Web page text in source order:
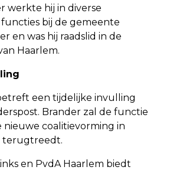
werkte hij in diverse
bij de gemeente
en was hij raadslid in de
Haarlem.
een tijdelijke invulling
Brander zal de functie
coalitievorming in
terugtreedt.
en PvdA Haarlem biedt